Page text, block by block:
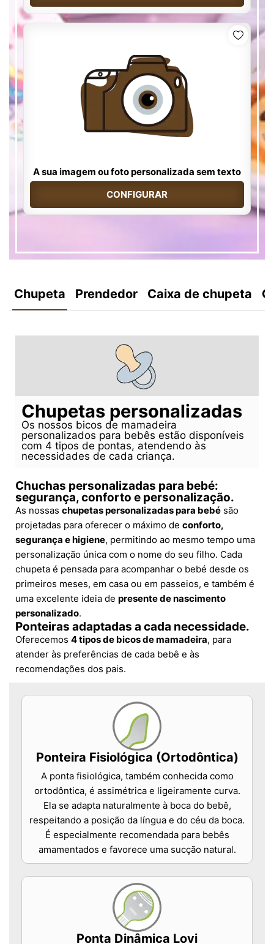
A sua imagem ou foto personalizada sem texto
CONFIGURAR
Chupeta Prendedor Caixa de chupeta
Chupetas personalizadas
Os nossos bicos de mamadeira
personalizados para bebês estão disponíveis
com 4 tipos de pontas, atendendo às
necessidades de cada criança.
Chuchas personalizadas para bebé:
segurança, conforto e personalização.
As nossas chupetas personalizadas para bebé são
projetadas para oferecer o máximo de conforto,
segurança e higiene, permitindo ao mesmo tempo uma
personalização única com o nome do seu filho. Cada
chupeta é pensada para acompanhar o bebé desde os
primeiros meses, em casa ou em passeios, e também é
uma excelente ideia de presente de nascimento
personalizado.
Ponteiras adaptadas a cada necessidade.
Oferecemos 4 tipos de bicos de mamadeira, para
atender às preferências de cada bebê e às
recomendações dos pais.
Ponteira Fisiológica (Ortodôntica)
A ponta fisiológica, também conhecida como
ortodôntica, é assimétrica e ligeiramente curva.
Ela se adapta naturalmente à boca do bebê,
respeitando a posição da língua e do céu da boca.
É especialmente recomendada para bebês
amamentados e favorece uma sucção natural.
Ponta Dinâmica Lovi